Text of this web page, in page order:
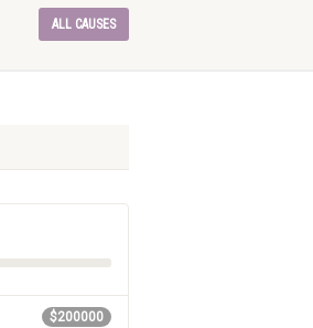
ALL CAUSES
$200000